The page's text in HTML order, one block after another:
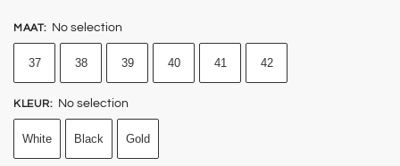
MAAT: No selection
37 38 39 40 41 42
KLEUR: No selection
White Black Gold